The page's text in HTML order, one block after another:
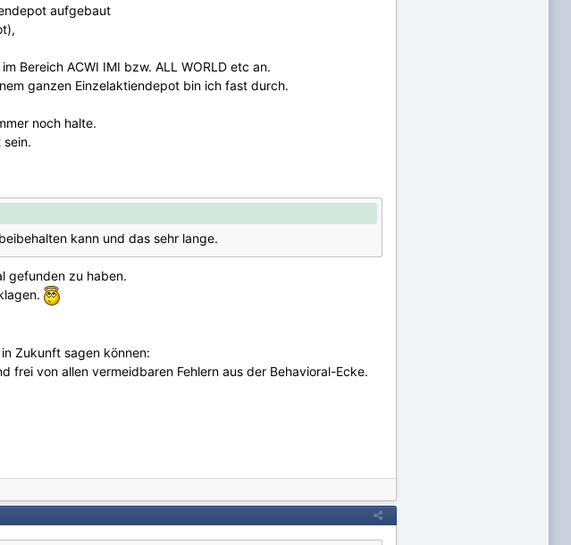
aufgebaut
Bereich ACWI IMI bzw. ALL WORLD etc an.
ganzen Einzelaktiendepot bin ich fast durch.
noch halte.
kann und das sehr lange.
gefunden zu haben.
Zukunft sagen können:
von allen vermeidbaren Fehlern aus der Behavioral-Ecke.